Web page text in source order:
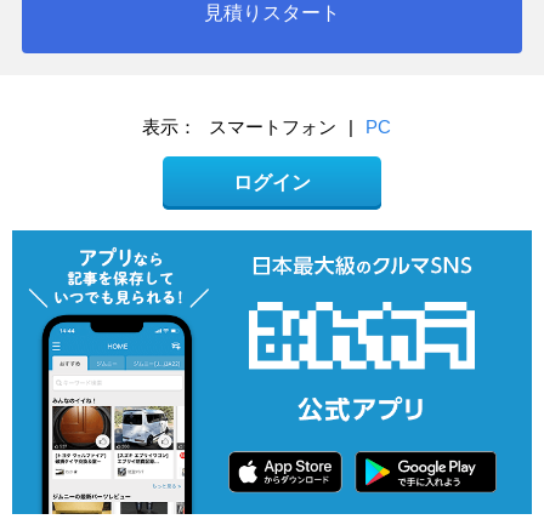
見積りスタート
表示： スマートフォン | PC
ログイン